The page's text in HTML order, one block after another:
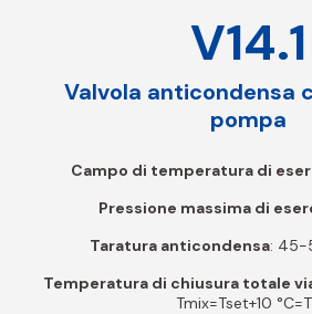
V14.1
Valvola anticondensa
pompa
Campo di temperatura di
Pressione massima di
Taratura anticondensa: 45-
Temperatura di chiusura totale
Tmix=Tset+10